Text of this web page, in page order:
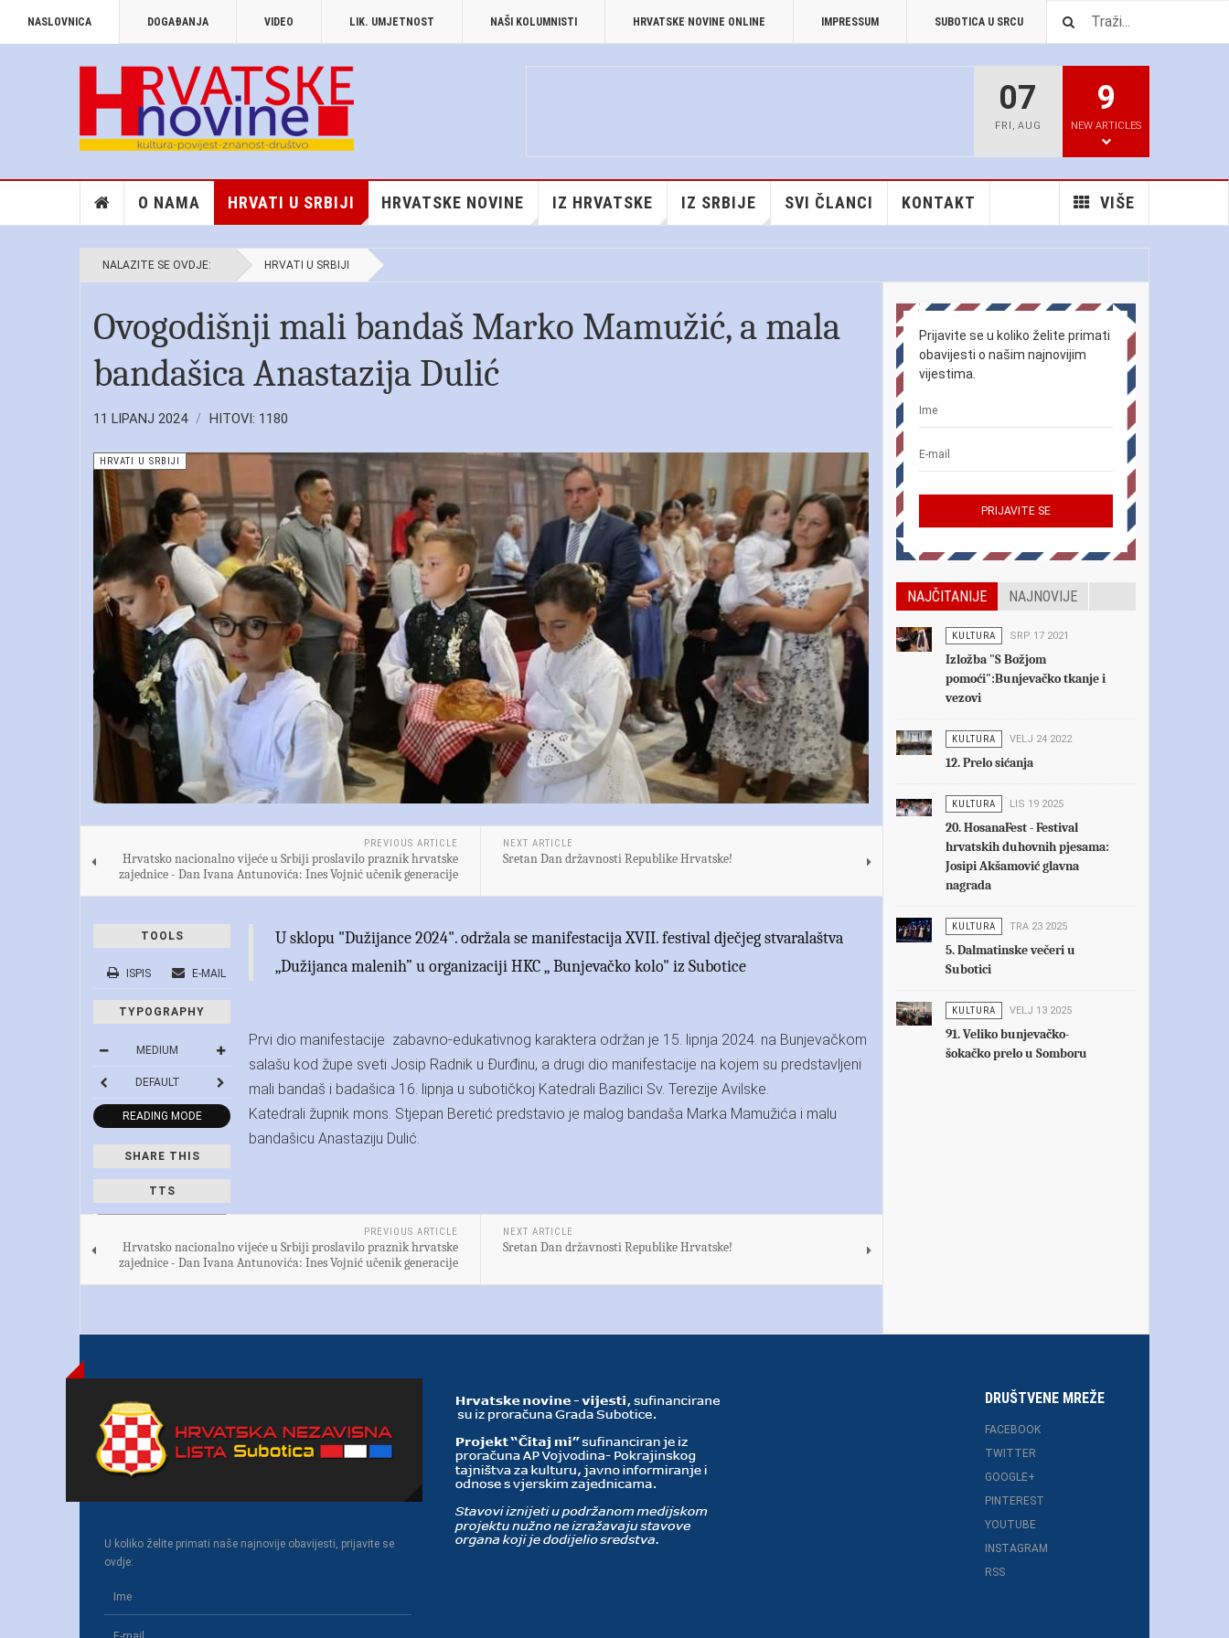
NASLOVNICA DOGAĐANJA VIDEO LIK. UMJETNOST NAŠI KOLUMNISTI HRVATSKE NOVINE ONLINE IMPRESSUM SUBOTICA U SRCU PREUZIMANJA
07
FRI , AUG
9
NEW ARTICLES
O NAMA HRVATI U SRBIJI HRVATSKE NOVINE IZ HRVATSKE IZ SRBIJE SVI ČLANCI VIŠE
KONTAKT
NALAZITE SE OVDJE: HRVATI U SRBIJI
Ovogodišnji mali bandaš Marko Mamužić, a mala
bandašica Anastazija Dulić
11 LIPANJ 2024 HITOVI: 1180
HRVATI U SRBIJI
PREVIOUS ARTICLE
Hrvatsko nacionalno vijeće u Srbiji proslavilo praznik hrvatske
zajednice - Dan Ivana Antunovića: Ines Vojnić učenik generacije
NEXT ARTICLE
Sretan Dan državnosti Republike Hrvatske!
TOOLS
ISPIS E-MAIL
TYPOGRAPHY
MEDIUM
DEFAULT
READING MODE
SHARE THIS
TTS
U sklopu "Dužijance 2024". održala se manifestacija XVII. festival dječjeg stvaralaštva
„Dužijanca malenih” u organizaciji HKC „ Bunjevačko kolo" iz Subotice
Prvi dio manifestacije zabavno-edukativnog karaktera održan je 15. lipnja 2024. na Bunjevačkom
salašu kod župe sveti Josip Radnik u Đurđinu, a drugi dio manifestacije na kojem su predstavljeni
mali bandaš i badašica 16. lipnja u subotičkoj Katedrali Bazilici Sv. Terezije Avilske.
Katedrali župnik mons. Stjepan Beretić predstavio je malog bandaša Marka Mamužića i malu
bandašicu Anastaziju Dulić.
PREVIOUS ARTICLE
Hrvatsko nacionalno vijeće u Srbiji proslavilo praznik hrvatske
zajednice - Dan Ivana Antunovića: Ines Vojnić učenik generacije
NEXT ARTICLE
Sretan Dan državnosti Republike Hrvatske!
Prijavite se u koliko želite primati
obavijesti o našim najnovijim
vijestima.
NAJČITANIJE NAJNOVIJE
KULTURA SRP 17 2021
Izložba "S Božjom
pomoći":Bunjevačko tkanje i
vezovi
KULTURA VELJ 24 2022
12. Prelo sićanja
KULTURA LIS 19 2025
20. HosanaFest - Festival
hrvatskih duhovnih pjesama:
Josipi Akšamović glavna
nagrada
KULTURA TRA 23 2025
5. Dalmatinske večeri u
Subotici
KULTURA VELJ 13 2025
91. Veliko bunjevačko-
šokačko prelo u Somboru
U koliko želite primati naše najnovije obavijesti, prijavite se
ovdje:
DRUŠTVENE MREŽE
FACEBOOK
TWITTER
GOOGLE+
PINTEREST
YOUTUBE
INSTAGRAM
RSS